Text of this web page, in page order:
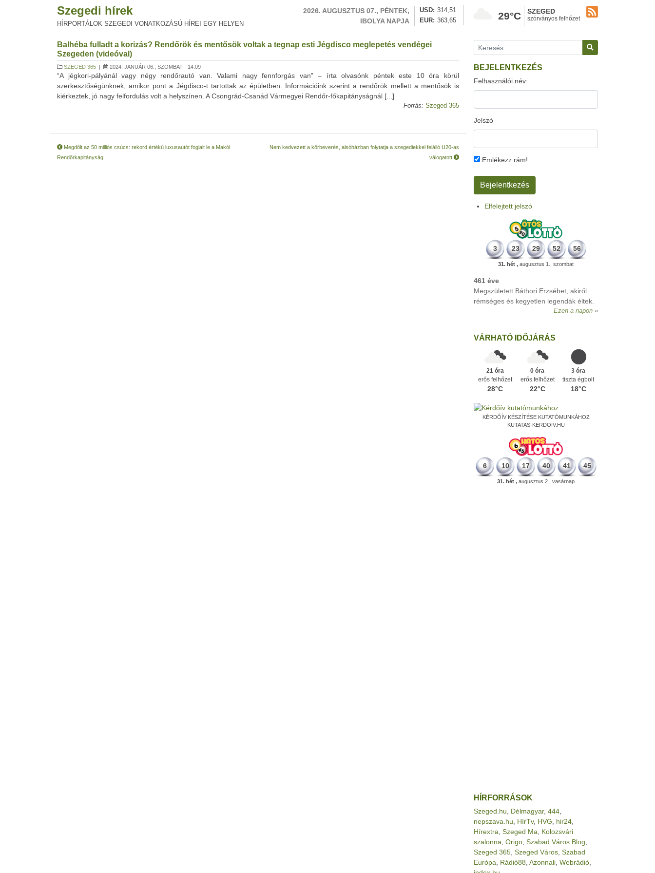
Szegedi hírek
HÍRPORTÁLOK SZEGEDI VONATKOZÁSÚ HÍREI EGY HELYEN
2026. AUGUSZTUS 07., PÉNTEK,
IBOLYA NAPJA
USD
314,51
EUR
363,65 29°C SZEGED
szórványos felhőzet
Balhéba fulladt a korizás? Rendőrök és mentősök voltak a tegnap esti Jégdisco meglepetés vendégei
Szegeden (videóval)
SZEGED 365 | 2024. JANUÁR 06., SZOMBAT - 14:09
“A jégkori-pályánál vagy négy rendőrautó van. Valami nagy fennforgás van” – írta olvasónk péntek este 10 óra körül
szerkesztőségünknek, amikor pont a Jégdisco-t tartottak az épületben. Információink szerint a rendőrök mellett a mentősök is
kiérkeztek, jó nagy felfordulás volt a helyszínen. A Csongrád-Csanád Vármegyei Rendőr-főkapitányságnál [...]
Forrás: Szeged 365
Megdőlt az 50 milliós csúcs: rekord értékű luxusautót foglalt le a Makói
Rendőrkapitányság
Nem kedvezett a körbeverés, alsóházban folytatja a szegediekkel felálló U20-as
válogatott
BEJELENTKEZÉS
Felhasználói név:
Jelszó
Emlékezz rám!
Elfelejtett jelszó
3 23 29 52 56
31. hét , augusztus 1., szombat
VÁRHATÓ IDŐJÁRÁS
21 óra
erős felhőzet
28°C
0 óra
erős felhőzet
22°C
3 óra
tiszta égbolt
18°C
KÉRDŐÍV KÉSZÍTÉSE KUTATÓMUNKÁHOZ
KUTATAS-KERDOIV.HU
6 10 17 40 41 45
31. hét , augusztus 2., vasárnap
HÍRFORRÁSOK
Szeged.hu Délmagyar, 444
nepszava.hu
HírTv, HVG hir24
Hírextra Szeged Ma
Kolozsvári
szalonna Origo Szabad Város Blog
Szeged 365 Szeged Város Szabad
Európa
Rádió88 Azonnali Webrádió